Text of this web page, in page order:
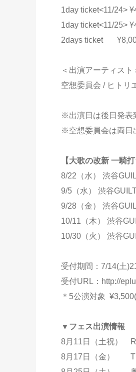
1day ticket<11/24>
1day ticket<11/25>
2days ticket
＜出演アーティスト
空想委員会 / ヒトリ
※出演日は後日発表
※空想委員会は両日
【大歌の改新 一騎打
8/22（水） 渋谷
9/5（水） 渋谷
9/28（金） 渋谷
10/11（木） 渋谷
10/30（火） 渋谷
受付期間：7/14(土
受付URL：http://
＊5公演対象
▼フェス出演情報
8月11日（土祝）
8月17日（金）